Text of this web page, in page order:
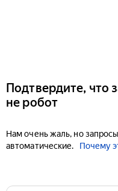
Подтвердите, что
не робот
Нам очень жаль, но
автоматические.
Почему